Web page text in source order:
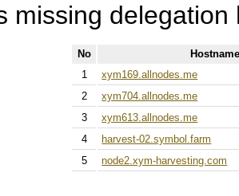
missing
No
1
xym169.allnodes.me
2
xym704.allnodes.me
3
xym613.allnodes.me
4
harvest-02.symbol.farm
5
node2.xym-harvesting.com